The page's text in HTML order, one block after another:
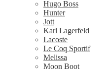
Hugo Boss
Hunter
Jott
Karl Lagerfeld
Lacoste
Le Coq Sportif
Melissa
Moon Boot